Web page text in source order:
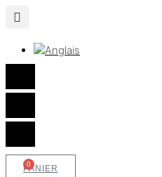
0
PANIER